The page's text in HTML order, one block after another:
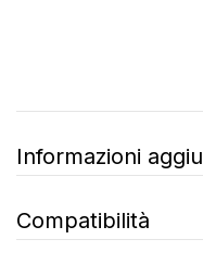
Informazioni
Compatibilità